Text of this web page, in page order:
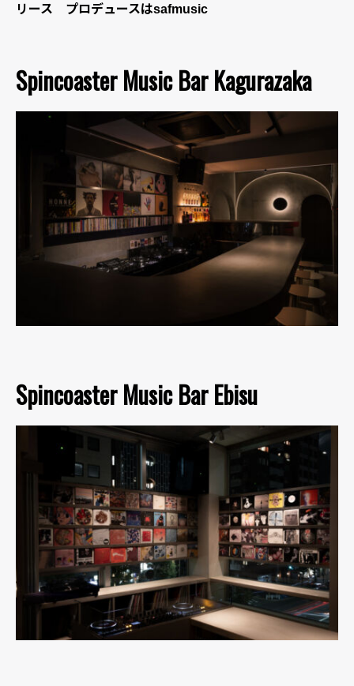
リース プロデュースはsafmusic
Spincoaster Music Bar Kagurazaka
Spincoaster Music Bar Ebisu